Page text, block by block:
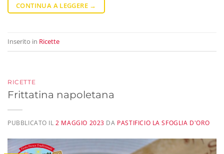
CONTINUA A LEGGERE →
Inserito in Ricette
RICETTE
Frittatina napoletana
PUBBLICATO IL2 MAGGIO 2023 DA PASTIFICIO LA SFOGLIA D'ORO